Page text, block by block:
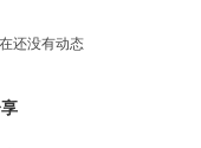
还没有动态